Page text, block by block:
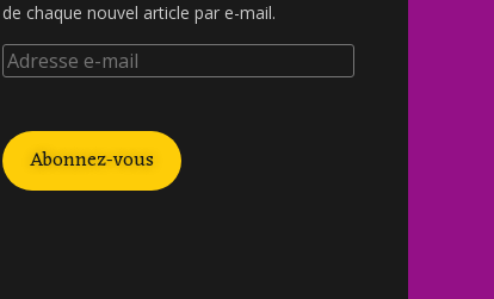
de chaque nouvel article par e-mail.
Abonnez-vous